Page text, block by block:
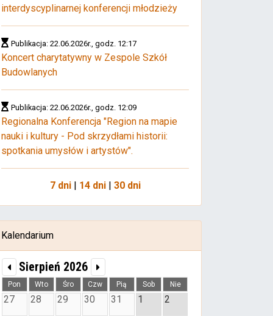
interdyscyplinarnej konferencji młodzieży
Publikacja: 22.06.2026r., godz. 12:17
Koncert charytatywny w Zespole Szkół
Budowlanych
Publikacja: 22.06.2026r., godz. 12:09
Regionalna Konferencja "Region na mapie
nauki i kultury - Pod skrzydłami historii:
spotkania umysłów i artystów".
7 dni| 14 dni| 30 dni
Kalendarium
Sierpień 2026
Pon Wto Śro Czw Pią Sob Nie
27 28 29 30 31 1 2